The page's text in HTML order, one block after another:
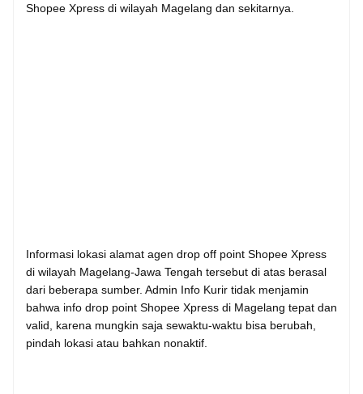
Shopee Xpress di wilayah Magelang dan sekitarnya.
Informasi lokasi alamat agen drop off point Shopee Xpress
di wilayah Magelang-Jawa Tengah tersebut di atas berasal
dari beberapa sumber. Admin Info Kurir tidak menjamin
bahwa info drop point Shopee Xpress di Magelang tepat dan
valid, karena mungkin saja sewaktu-waktu bisa berubah,
pindah lokasi atau bahkan nonaktif.